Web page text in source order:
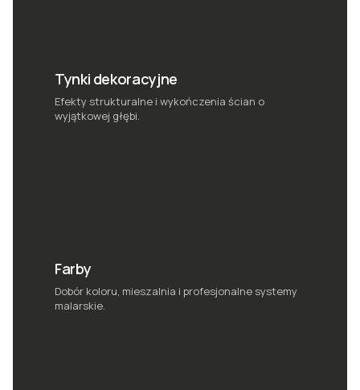
Tynki dekoracyjne
Efekty strukturalne i wykończenia ścian o
wyjątkowej głębi.
Farby
Dobór koloru, mieszalnia i profesjonalne systemy
malarskie.